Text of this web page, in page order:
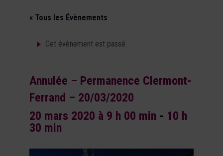
« Tous les Évènements
Cet évènement est passé.
Annulée – Permanence Clermont-
Ferrand – 20/03/2020
20 mars 2020 à 9 h 00 min - 10 h
30 min